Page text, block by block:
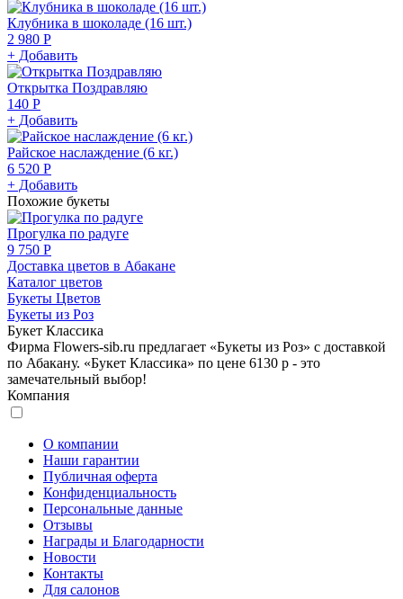
Клубника в шоколаде (16 шт.)
2 980 Р
+ Добавить
Открытка Поздравляю
140 Р
+ Добавить
Райское наслаждение (6 кг.)
6 520 Р
+ Добавить
Похожие букеты
Прогулка по радуге
9 750 Р
Доставка цветов в Абакане
Каталог цветов
Букеты Цветов
Букеты из Роз
Букет Классика
Фирма Flowers-sib.ru предлагает «Букеты из Роз» с доставкой
по Абакану. «Букет Классика» по цене 6130 р - это
замечательный выбор!
Компания
О компании
Наши гарантии
Публичная оферта
Конфиденциальность
Персональные данные
Отзывы
Награды и Благодарности
Новости
Контакты
Для салонов